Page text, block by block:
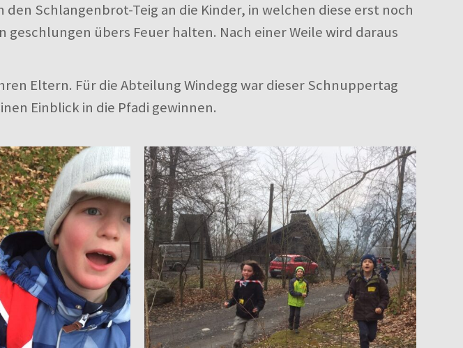
Schlangenbrot-Teig an die Kinder, in welchen diese erst noch
übers Feuer halten. Nach einer Weile wird daraus
Eltern. Für die Abteilung Windegg war dieser Schnuppertag
Einblick in die Pfadi gewinnen.